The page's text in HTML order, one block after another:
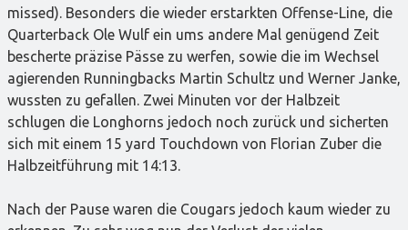
missed). Besonders die wieder erstarkten Offense-Line, die
Quarterback Ole Wulf ein ums andere Mal genügend Zeit
bescherte präzise Pässe zu werfen, sowie die im Wechsel
agierenden Runningbacks Martin Schultz und Werner Janke,
wussten zu gefallen. Zwei Minuten vor der Halbzeit
schlugen die Longhorns jedoch noch zurück und sicherten
sich mit einem 15 yard Touchdown von Florian Zuber die
Halbzeitführung mit 14:13.
Nach der Pause waren die Cougars jedoch kaum wieder zu